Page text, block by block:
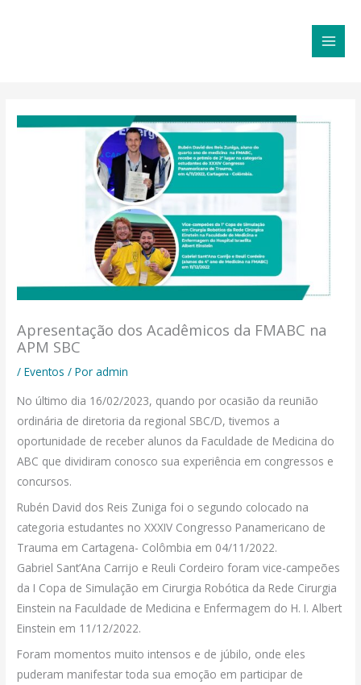
Apresentação dos Acadêmicos da FMABC na
APM SBC
/Eventos / Poradmin
No último dia 16/02/2023, quando por ocasião da reunião
ordinária de diretoria da regional SBC/D, tivemos a
oportunidade de receber alunos da Faculdade de Medicina do
ABC que dividiram conosco sua experiência em congressos e
concursos.
Rubén David dos Reis Zuniga foi o segundo colocado na
categoria estudantes no XXXIV Congresso Panamericano de
Trauma em Cartagena- Colômbia em 04/11/2022.
Gabriel Sant’Ana Carrijo e Reuli Cordeiro foram vice-campeões
da I Copa de Simulação em Cirurgia Robótica da Rede Cirurgia
Einstein na Faculdade de Medicina e Enfermagem do H. I. Albert
Einstein em 11/12/2022.
Foram momentos muito intensos e de júbilo, onde eles
puderam manifestar toda sua emoção em participar de